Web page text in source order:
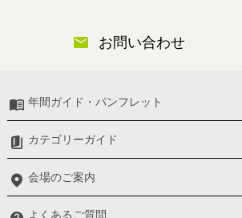
お問い合わせ
年間ガイド・パンフレット
カテゴリーガイド
会場のご案内
よくあるご質問
2025/12/08(月)
10:00 〜 13:00